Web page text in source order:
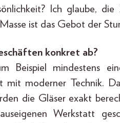
Ich glaube,
ist das Gebot der
konkret ab?
Beispiel mindestens
mit moderner Technik.
die Gläser exakt
Werkstatt